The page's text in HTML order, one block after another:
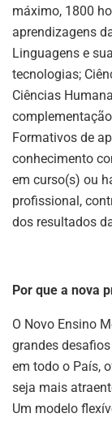
máximo, 1800
aprendizagens
Linguagens e
tecnologias;
Ciências
Formativos de
conhecimento
em curso(s) ou
profissional,
dos resultados
Por que a nova
O Novo Ensino
grandes
em todo o País,
seja mais
Um modelo